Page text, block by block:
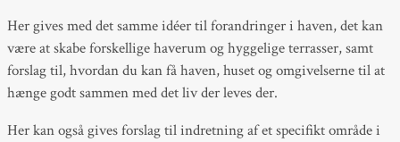
Her gives med det samme idéer til forandringer i haven, det kan
være at skabe forskellige haverum og hyggelige terrasser, samt
forslag til, hvordan du kan få haven, huset og omgivelserne til at
hænge godt sammen med det liv der leves der.
Her kan også gives forslag til indretning af et specifikt område i